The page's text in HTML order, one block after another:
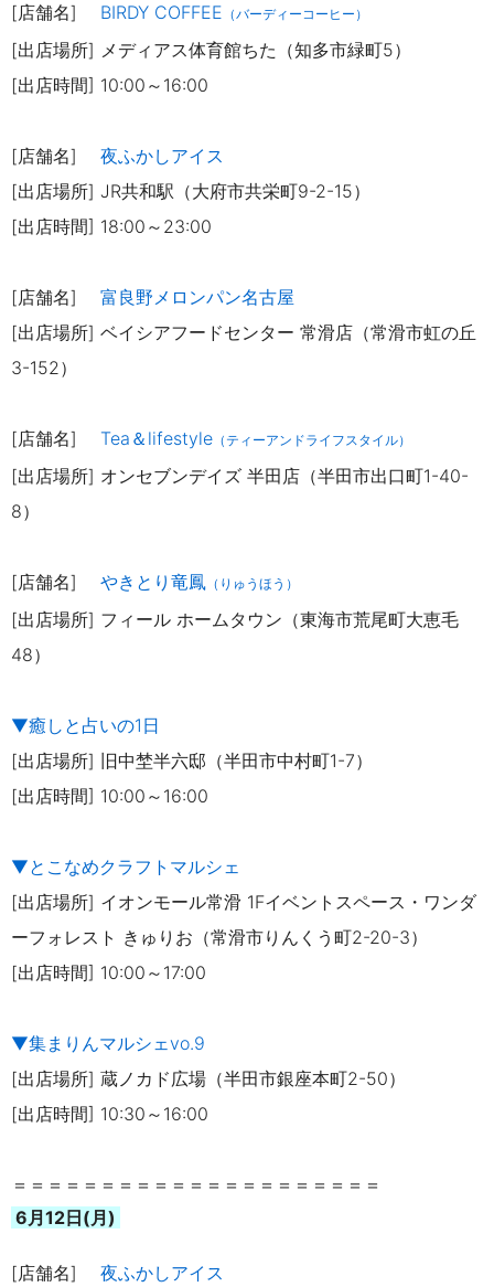
[店舗名] BIRDY COFFEE （バーディーコーヒー）
[出店場所] メディアス体育館ちた（知多市緑町5）
[出店時間] 10:00～16:00
[店舗名] 夜ふかしアイス
[出店場所] JR共和駅（大府市共栄町9-2-15）
[出店時間] 18:00～23:00
[店舗名] 富良野メロンパン名古屋
[出店場所] ベイシアフードセンター 常滑店（常滑市虹の丘
3-152）
[店舗名] Tea＆lifestyle （ティーアンドライフスタイル）
[出店場所] オンセブンデイズ 半田店（半田市出口町1-40-
8）
[店舗名] やきとり竜鳳 （りゅうほう）
[出店場所] フィール ホームタウン（東海市荒尾町大恵毛
48）
▼癒しと占いの1日
[出店場所] 旧中埜半六邸（半田市中村町1-7）
[出店時間] 10:00～16:00
▼とこなめクラフトマルシェ
[出店場所] イオンモール常滑 1Fイベントスペース・ワンダ
ーフォレスト きゅりお（常滑市りんくう町2-20-3）
[出店時間] 10:00～17:00
▼集まりんマルシェvo.9
[出店場所] 蔵ノカド広場（半田市銀座本町2-50）
[出店時間] 10:30～16:00
＝＝＝＝＝＝＝＝＝＝＝＝＝＝＝＝＝＝＝＝＝
6月12日(月)
[店舗名] 夜ふかしアイス